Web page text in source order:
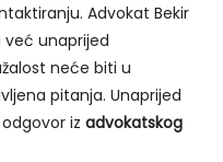
Advokat Bekir
unaprijed
neće biti u
pitanja. Unaprijed
iz advokatskog